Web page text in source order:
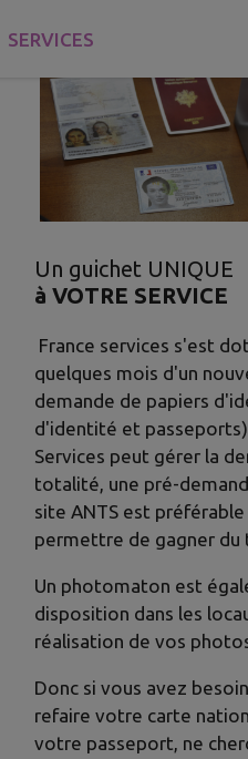
SERVICES
Un guichet UNIQUE
à VOTRE SERVICE
France services s'est
quelques mois d'un
demande de papiers
d'identité et
Services peut gérer la
totalité, une pré-
site ANTS est
permettre de gagner du
Un photomaton est
disposition dans les
réalisation de vos
Donc si vous avez
refaire votre carte
votre passeport, ne